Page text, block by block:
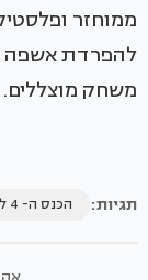
ממוחזר
להפרדת אשפה
משחק מוצללים.
תגיות: הכנס ה- 4 לבנייה ירוקה 25.11.13